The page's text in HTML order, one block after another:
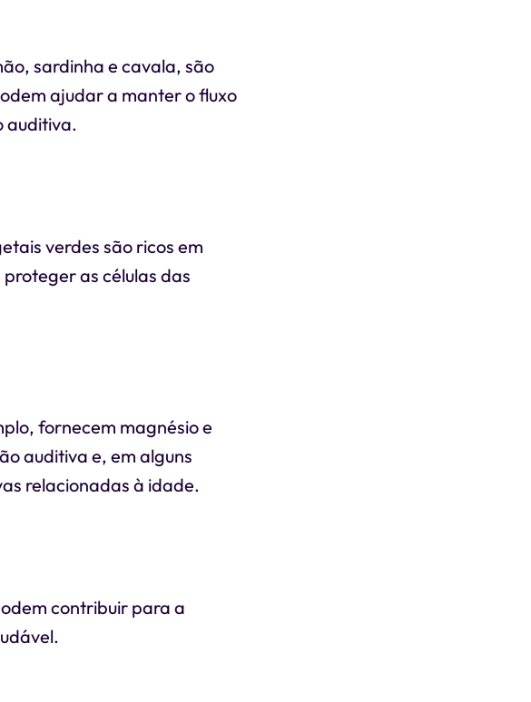
sardinha e cavala, são
ajudar a manter o fluxo
auditiva.
verdes são ricos em
as células das
fornecem magnésio e
auditiva e, em alguns
relacionadas à idade.
contribuir para a